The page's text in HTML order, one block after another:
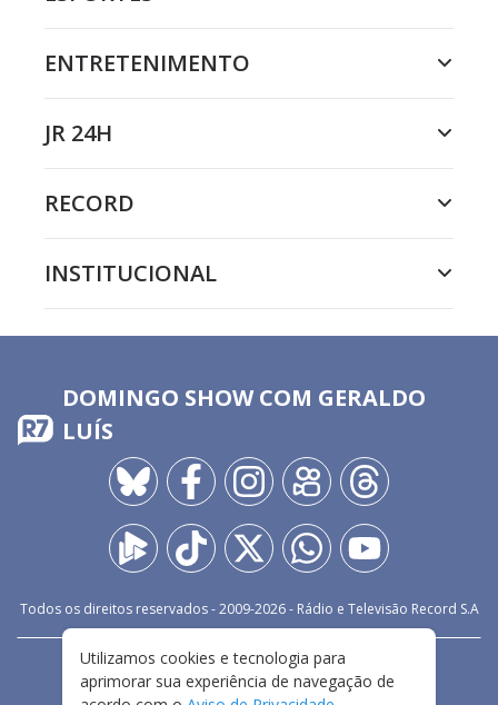
ENTRETENIMENTO
JR 24H
RECORD
INSTITUCIONAL
DOMINGO SHOW COM GERALDO
LUÍS
Todos os direitos reservados - 2009-2026- Rádio e Televisão Record S.A
FALE CONOSCO
PRIVACIDADE
TERMOS E CONDIÇÕES DE USO
Utilizamos cookies e tecnologia para
aprimorar sua experiência de navegação de